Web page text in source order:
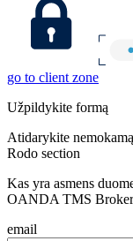
go to client zone
Užpildykite formą
Atidarykite
Rodo section
Kas yra asmens
OANDA TMS
email